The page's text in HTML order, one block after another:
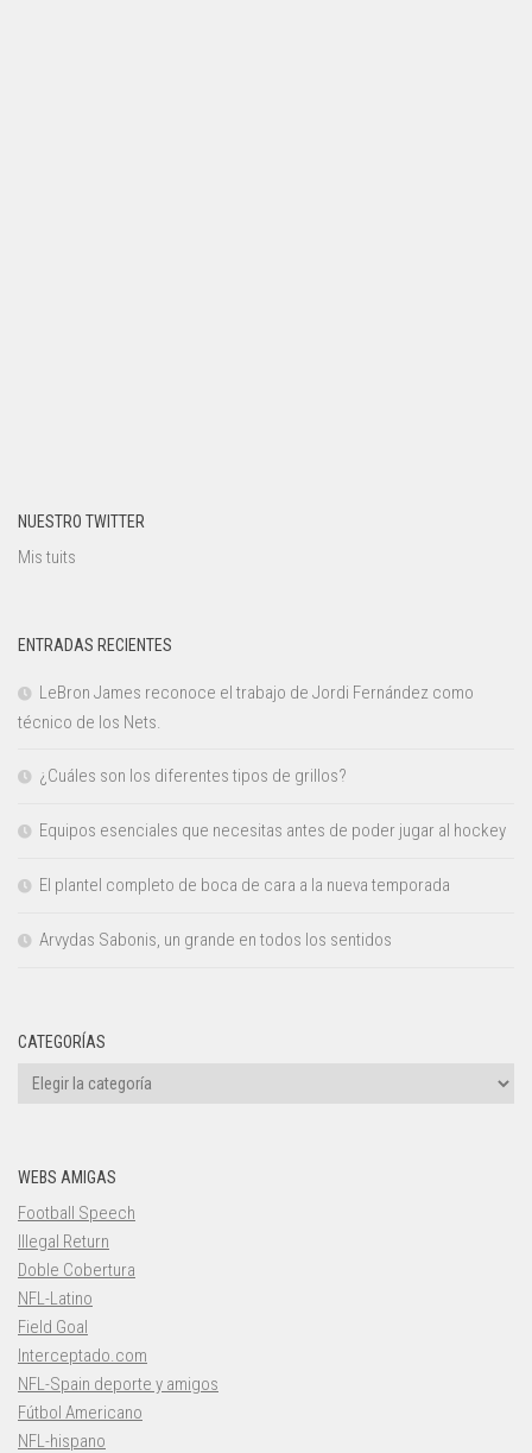
NUESTRO TWITTER
Mis tuits
ENTRADAS RECIENTES
LeBron James reconoce el trabajo de Jordi Fernández como
técnico de los Nets.
¿Cuáles son los diferentes tipos de grillos?
Equipos esenciales que necesitas antes de poder jugar al hockey
El plantel completo de boca de cara a la nueva temporada
Arvydas Sabonis, un grande en todos los sentidos
CATEGORÍAS
Categorías
WEBS AMIGAS
Football Speech
Illegal Return
Doble Cobertura
NFL-Latino
Field Goal
Interceptado.com
NFL-Spain deporte y amigos
Fútbol Americano
NFL-hispano